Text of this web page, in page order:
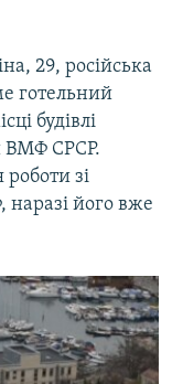
29, російська
готельний
будівлі
ВМФ СРСР.
зі
його вже